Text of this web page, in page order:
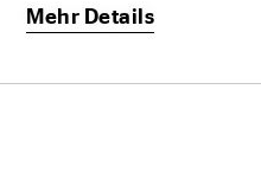
Mehr Details